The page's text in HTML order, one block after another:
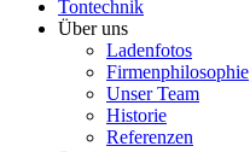
Tontechnik
Über uns
Ladenfotos
Firmenphilosophie
Unser Team
Historie
Referenzen